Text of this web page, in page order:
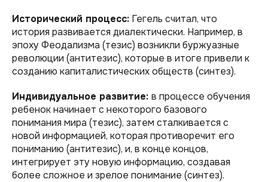
Исторический процесс: Гегель считал, что
история развивается диалектически. Например, в
эпоху Феодализма (тезис) возникли буржуазные
революции (антитезис), которые в итоге привели к
созданию капиталистических обществ (синтез).
Индивидуальное развитие: в процессе обучения
ребенок начинает с некоторого базового
понимания мира (тезис), затем сталкивается с
новой информацией, которая противоречит его
пониманию (антитезис), и, в конце концов,
интегрирует эту новую информацию, создавая
более сложное и зрелое понимание (синтез).